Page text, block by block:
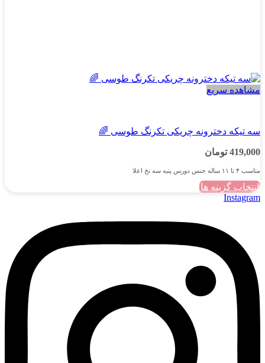
مشاهده سریع
سه تیکه دخترونه چریکی تکرنگ طوسی 🌈
419,000 تومان
مناسب ۴ تا ۱۱ ساله جنس دورس پنبه سه نخ اعلا
انتخاب گزینه ها
این
مختلفی
می
باشد.
گزینه
ها
ممکن
است
در
محصول
Instagram